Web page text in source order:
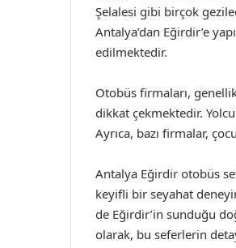
Şelalesi gibi birçok
Antalya’dan Eğirdir’e
edilmektedir.
Otobüs firmaları,
dikkat çekmektedir.
Ayrıca, bazı firmalar,
Antalya Eğirdir otobüs
keyifli bir seyahat
de Eğirdir’in sunduğu
olarak, bu seferlerin